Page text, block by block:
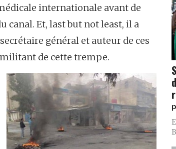
internationale avant de
canal. Et, last but not least, il a
général et auteur de ces
de cette trempe.